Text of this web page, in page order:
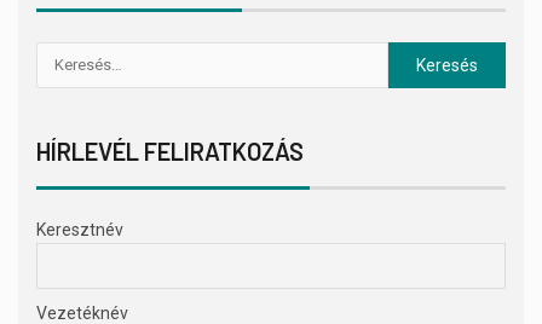
HÍRLEVÉL FELIRATKOZÁS
Keresztnév
Vezetéknév